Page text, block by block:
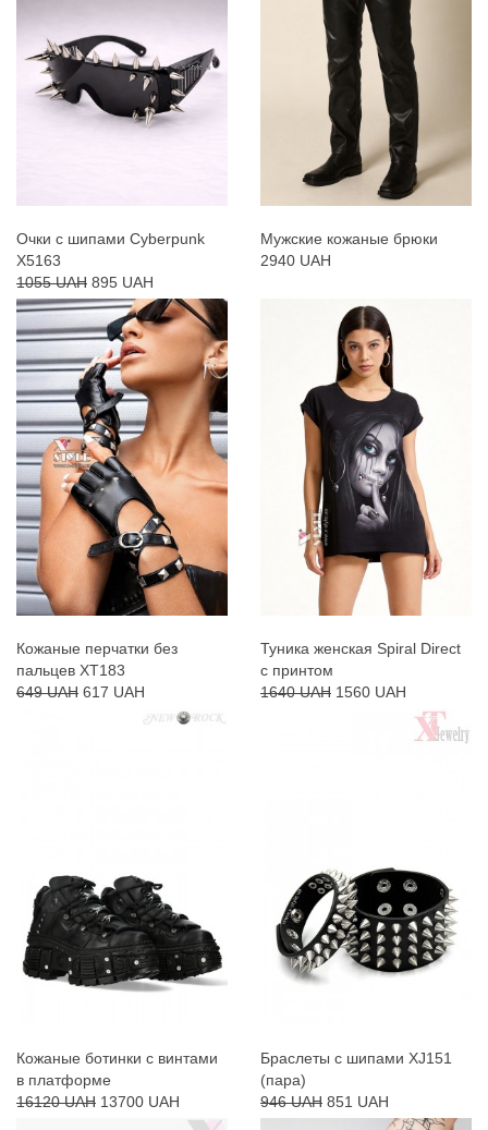
Очки с шипами Cyberpunk
X5163
1055 UAH 895 UAH
Мужские кожаные брюки
2940 UAH
Кожаные перчатки без
пальцев XT183
649 UAH 617 UAH
Туника женская Spiral Direct
с принтом
1640 UAH 1560 UAH
Кожаные ботинки с винтами
в платформе
16120 UAH 13700 UAH
Браслеты с шипами XJ151
(пара)
946 UAH 851 UAH